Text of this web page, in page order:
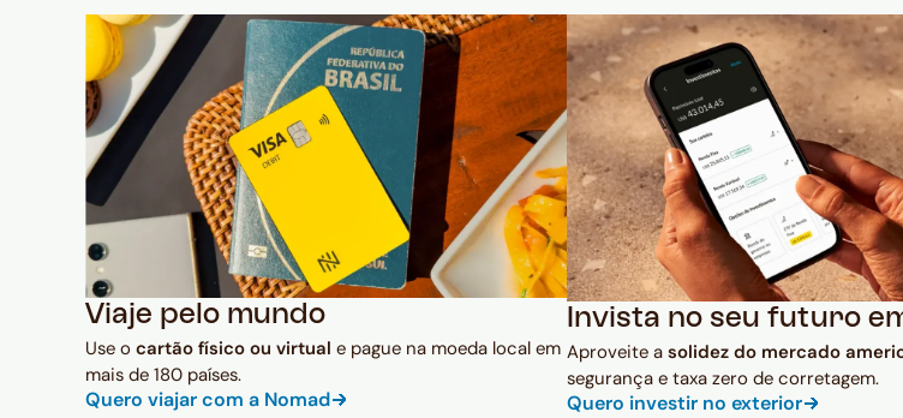
Viaje pelo mundo
Use o cartão físico ou virtual e pague na moeda local em
mais de 180 países.
Quero viajar com a Nomad
Invista no seu futuro
Aproveite a solidez do mercado
segurança e taxa zero de corretagem.
Quero investir no exterior